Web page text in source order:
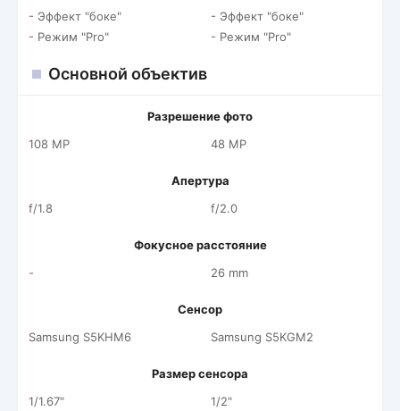
- Эффект "боке"
- Режим "Pro"
- Эффект "боке"
- Режим "Pro"
Основной объектив
Разрешение фото
108 MP
48 MP
Апертура
f/1.8
f/2.0
Фокусное расстояние
-
26 mm
Сенсор
Samsung S5KHM6
Samsung S5KGM2
Размер сенсора
1/1.67"
1/2"